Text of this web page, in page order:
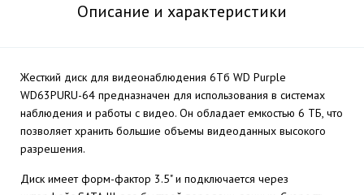
Описание и характеристики
Жесткий диск для видеонаблюдения 6Тб WD Purple
WD63PURU-64 предназначен для использования в системах
наблюдения и работы с видео. Он обладает емкостью 6 ТБ, что
позволяет хранить большие объемы видеоданных высокого
разрешения.
Диск имеет форм-фактор 3.5" и подключается через